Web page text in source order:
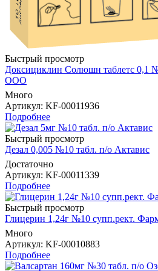
Быстрый просмотр
Доксициклин Солюшн таблетс 0,1
ООО
Много
Артикул: KF-00011936
Подробнее
Быстрый просмотр
Дезал 0,005 №10 табл. п/о Актавис
Достаточно
Артикул: KF-00011339
Подробнее
Быстрый просмотр
Глицерин 1,24г №10 супп.рект.
Много
Артикул: KF-00010883
Подробнее